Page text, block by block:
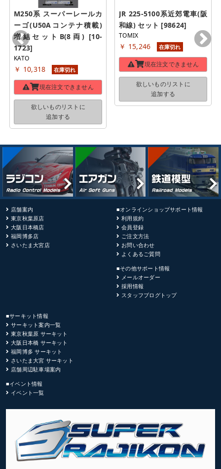
M250系 スーパーレールカ
ーゴ(U50Aコンテナ積載)
増結セットB(8両) [10-
1723]
KATO
￥ 10,318 在庫切れ
現在注文できません
欲しいものリストに
追加する
JR 225-5100系近郊電車(阪
和線) セット [98624]
TOMIX
￥ 15,246 在庫切れ
現在注文できません
欲しいものリストに
追加する
店舗案内
東京秋葉原店
大阪日本橋店
福岡博多店
さいたま大宮店
■オンラインショップサポート情報
利用規約
会員登録
ご注文方法
お問い合わせ
よくあるご質問
■その他サポート情報
メールオーダー
採用情報
スタッフブログトップ
■サーキット情報
サーキット案内一覧
東京秋葉原 サーキット
大阪日本橋 サーキット
福岡博多 サーキット
さいたま大宮 サーキット
店舗周辺駐車場案内
■イベント情報
イベント一覧